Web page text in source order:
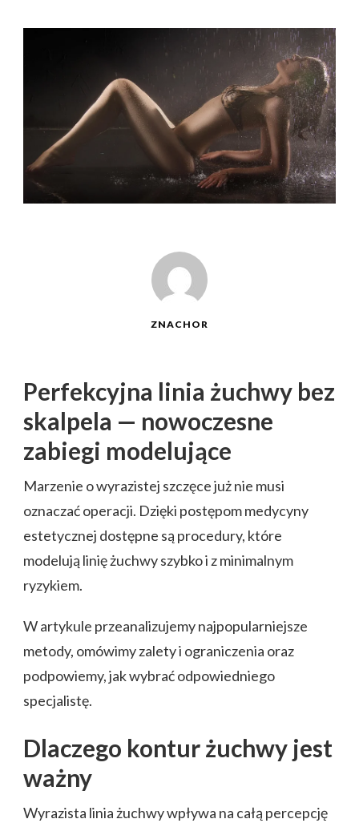
ZNACHOR
Perfekcyjna linia żuchwy bez
skalpela — nowoczesne
zabiegi modelujące
Marzenie o wyrazistej szczęce już nie musi
oznaczać operacji. Dzięki postępom medycyny
estetycznej dostępne są procedury, które
modelują linię żuchwy szybko i z minimalnym
ryzykiem.
W artykule przeanalizujemy najpopularniejsze
metody, omówimy zalety i ograniczenia oraz
podpowiemy, jak wybrać odpowiedniego
specjalistę.
Dlaczego kontur żuchwy jest
ważny
Wyrazista linia żuchwy wpływa na całą percepcję